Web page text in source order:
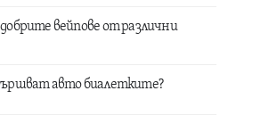
вейпове от различни
авто биалетките?